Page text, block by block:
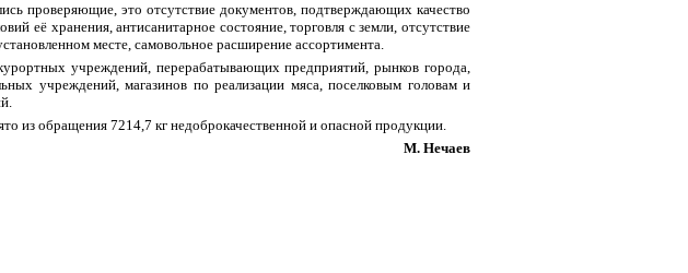
проверяющие, это отсутствие документов, подтверждающих качество
её хранения, антисанитарное состояние, торговля с земли, отсутствие
месте, самовольное расширение ассортимента.
учреждений, перерабатывающих предприятий, рынков города,
учреждений, магазинов по реализации мяса, поселковым головам и
из обращения 7214,7 кг недоброкачественной и опасной продукции.
М. Нечаев